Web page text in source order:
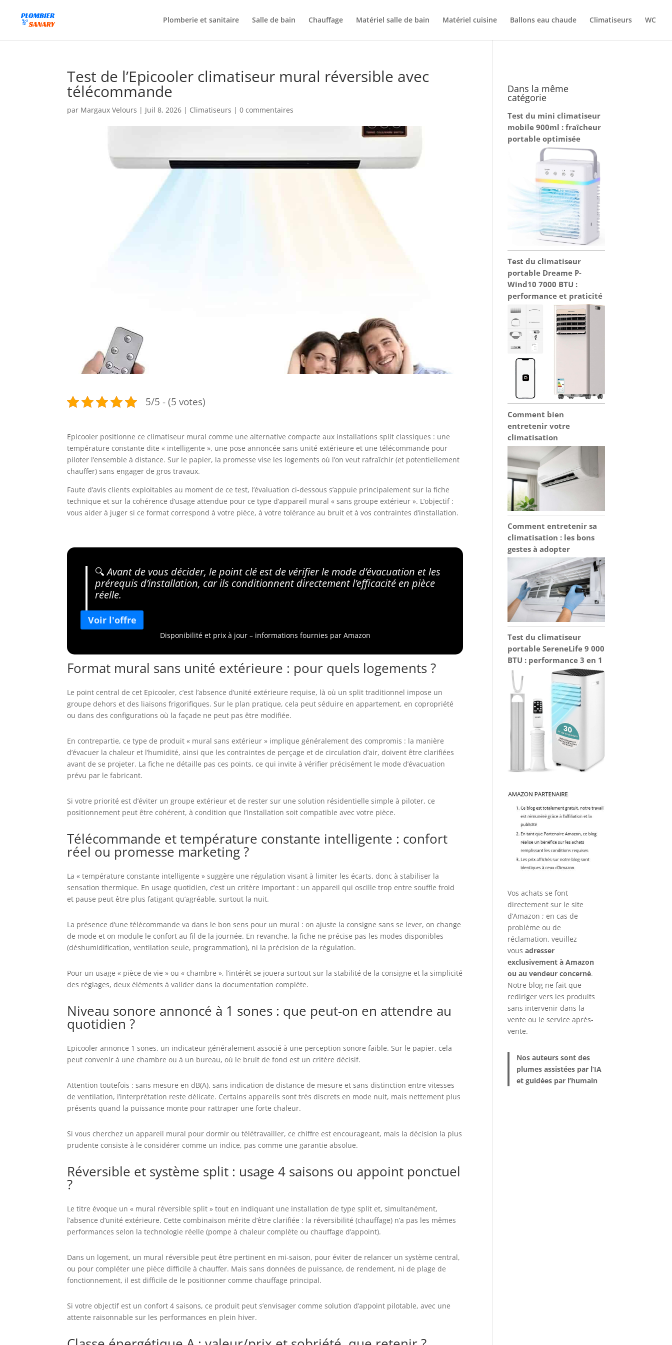
Plomberie et sanitaire Salle de bain Chauffage Matériel salle de bain Matériel cuisine Ballons eau chaude Climatiseurs WC
Test de l’Epicooler climatiseur mural réversible avec
télécommande
par Margaux Velours | Juil 8, 2026 | Climatiseurs |0 commentaires
5/5 - (5 votes)
Epicooler positionne ce climatiseur mural comme une alternative compacte aux installations split classiques : une
température constante dite « intelligente », une pose annoncée sans unité extérieure et une télécommande pour
piloter l’ensemble à distance. Sur le papier, la promesse vise les logements où l’on veut rafraîchir (et potentiellement
chauffer) sans engager de gros travaux.
Faute d’avis clients exploitables au moment de ce test, l’évaluation ci-dessous s’appuie principalement sur la fiche
technique et sur la cohérence d’usage attendue pour ce type d’appareil mural « sans groupe extérieur ». L’objectif :
vous aider à juger si ce format correspond à votre pièce, à votre tolérance au bruit et à vos contraintes d’installation.
🔍Avant de vous décider, le point clé est de vérifier le mode d’évacuation et les
prérequis d’installation, car ils conditionnent directement l’efficacité en pièce
réelle.
Disponibilité et prix à jour – informations fournies par Amazon
Format mural sans unité extérieure : pour quels logements ?
Le point central de cet Epicooler, c’est l’absence d’unité extérieure requise, là où un split traditionnel impose un
groupe dehors et des liaisons frigorifiques. Sur le plan pratique, cela peut séduire en appartement, en copropriété
ou dans des configurations où la façade ne peut pas être modifiée.
En contrepartie, ce type de produit « mural sans extérieur » implique généralement des compromis : la manière
d’évacuer la chaleur et l’humidité, ainsi que les contraintes de perçage et de circulation d’air, doivent être clarifiées
avant de se projeter. La fiche ne détaille pas ces points, ce qui invite à vérifier précisément le mode d’évacuation
prévu par le fabricant.
Si votre priorité est d’éviter un groupe extérieur et de rester sur une solution résidentielle simple à piloter, ce
positionnement peut être cohérent, à condition que l’installation soit compatible avec votre pièce.
Télécommande et température constante intelligente : confort
réel ou promesse marketing ?
La « température constante intelligente » suggère une régulation visant à limiter les écarts, donc à stabiliser la
sensation thermique. En usage quotidien, c’est un critère important : un appareil qui oscille trop entre souffle froid
et pause peut être plus fatigant qu’agréable, surtout la nuit.
La présence d’une télécommande va dans le bon sens pour un mural : on ajuste la consigne sans se lever, on change
de mode et on module le confort au fil de la journée. En revanche, la fiche ne précise pas les modes disponibles
(déshumidification, ventilation seule, programmation), ni la précision de la régulation.
Pour un usage « pièce de vie » ou « chambre », l’intérêt se jouera surtout sur la stabilité de la consigne et la simplicité
des réglages, deux éléments à valider dans la documentation complète.
Niveau sonore annoncé à 1 sones : que peut-on en attendre au
quotidien ?
Epicooler annonce 1 sones, un indicateur généralement associé à une perception sonore faible. Sur le papier, cela
peut convenir à une chambre ou à un bureau, où le bruit de fond est un critère décisif.
Attention toutefois : sans mesure en dB(A), sans indication de distance de mesure et sans distinction entre vitesses
de ventilation, l’interprétation reste délicate. Certains appareils sont très discrets en mode nuit, mais nettement plus
présents quand la puissance monte pour rattraper une forte chaleur.
Si vous cherchez un appareil mural pour dormir ou télétravailler, ce chiffre est encourageant, mais la décision la plus
prudente consiste à le considérer comme un indice, pas comme une garantie absolue.
Réversible et système split : usage 4 saisons ou appoint ponctuel
?
Le titre évoque un « mural réversible split » tout en indiquant une installation de type split et, simultanément,
l’absence d’unité extérieure. Cette combinaison mérite d’être clarifiée : la réversibilité (chauffage) n’a pas les mêmes
performances selon la technologie réelle (pompe à chaleur complète ou chauffage d’appoint).
Dans un logement, un mural réversible peut être pertinent en mi-saison, pour éviter de relancer un système central,
ou pour compléter une pièce difficile à chauffer. Mais sans données de puissance, de rendement, ni de plage de
fonctionnement, il est difficile de le positionner comme chauffage principal.
Si votre objectif est un confort 4 saisons, ce produit peut s’envisager comme solution d’appoint pilotable, avec une
attente raisonnable sur les performances en plein hiver.
Dans la même
catégorie
Test du mini climatiseur
mobile 900ml : fraîcheur
portable optimisée
Test du climatiseur
portable Dreame P-
Wind10 7000 BTU :
performance et praticité
Comment bien
entretenir votre
climatisation
Comment entretenir sa
climatisation : les bons
gestes à adopter
Test du climatiseur
portable SereneLife 9 000
BTU : performance 3 en 1
Vos achats se font
directement sur le site
d’Amazon ; en cas de
problème ou de
réclamation, veuillez
vousadresser
exclusivement à Amazon
ou au vendeur concerné.
Notre blog ne fait que
rediriger vers les produits
sans intervenir dans la
vente ou le service après-
vente.
Nos auteurs sont des
plumes assistées par l’IA
et guidées par l’humain